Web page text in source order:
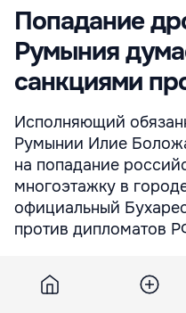
Попадание
Румыния
санкциями
Исполняющий
Румынии Илие
на попадание
многоэтажку в
официальный
против дипломатов